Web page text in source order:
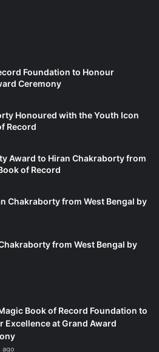
Foundation to Honour
Ceremony
Honoured with the Youth Icon
Record
Award to Hiran Chakraborty from
of Record
Chakraborty from West Bengal by
from West Bengal by
Book of Record Foundation to
Excellence at Grand Award
ago